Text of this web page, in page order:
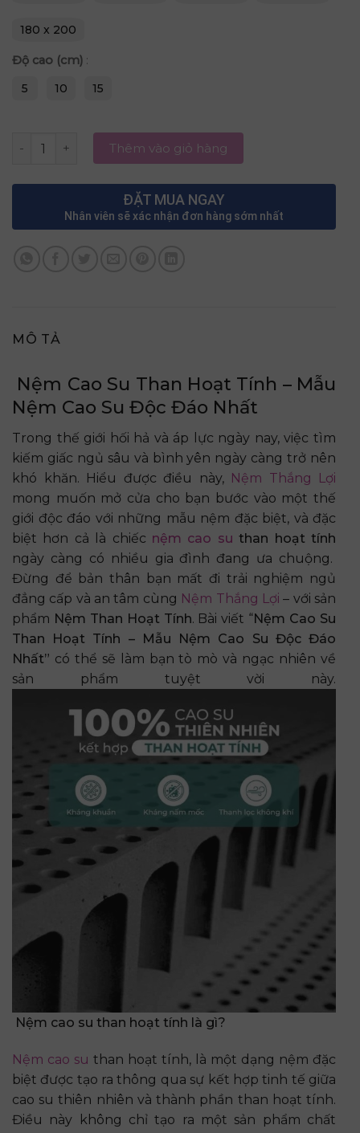
180 x 200
Độ cao (cm) :
5
10 15
NỆM CAO SU 100% BOBO - THAN HOẠT TÍNH số lượng
Thêm vào giỏ hàng
ĐẶT MUA NGAY
Nhân viên sẽ xác nhận đơn hàng sớm nhất
MÔ TẢ
Nệm Cao Su Than Hoạt Tính – Mẫu
Nệm Cao Su Độc Đáo Nhất
Trong thế giới hối hả và áp lực ngày nay, việc tìm
kiếm giấc ngủ sâu và bình yên ngày càng trở nên
khó khăn. Hiểu được điều này, Nệm Thắng Lợi
mong muốn mở cửa cho bạn bước vào một thế
giới độc đáo với những mẫu nệm đặc biệt, và đặc
biệt hơn cả là chiếc nệm cao su than hoạt tính
ngày càng có nhiều gia đình đang ưa chuộng.
Đừng để bản thân bạn mất đi trải nghiệm ngủ
đẳng cấp và an tâm cùng Nệm Thắng Lợi – với sản
phẩm Nệm Than Hoạt Tính. Bài viết “ Nệm Cao Su
Than Hoạt Tính – Mẫu Nệm Cao Su Độc Đáo
Nhất” có thể sẽ làm bạn tò mò và ngạc nhiên về
sản phẩm tuyệt vời này.
Nệm cao su than hoạt tính là gì?
Nệm cao su than hoạt tính, là một dạng nệm đặc
biệt được tạo ra thông qua sự kết hợp tinh tế giữa
cao su thiên nhiên và thành phần than hoạt tính.
Điều này không chỉ tạo ra một sản phẩm chất